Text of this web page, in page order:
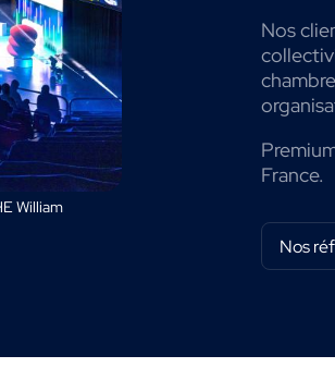
William
Nos
France.
Nos